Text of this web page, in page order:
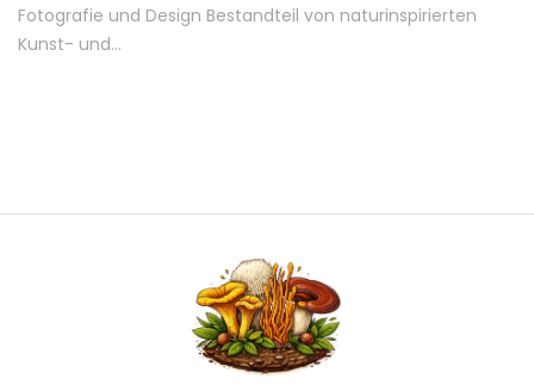
Fotografie und Design Bestandteil von naturinspirierten
Kunst- und…